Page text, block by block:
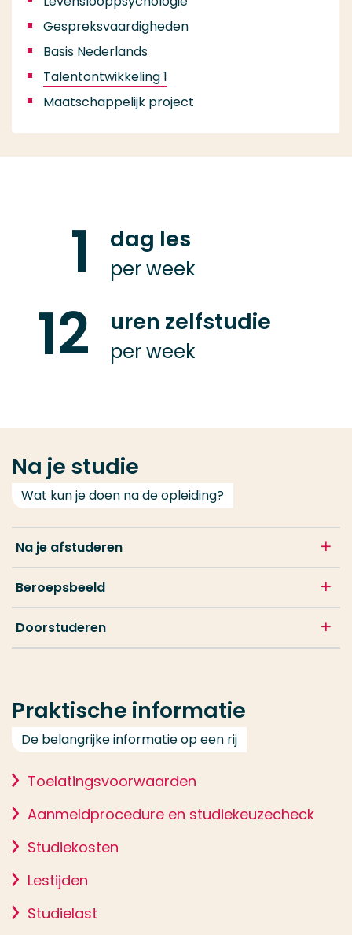
Gespreksvaardigheden
Basis Nederlands
Talentontwikkeling 1
Maatschappelijk project
1 dag les
per week
12 uren zelfstudie
per week
Na je studie
Wat kun je doen na de opleiding?
Na je afstuderen
Beroepsbeeld
Doorstuderen
Praktische informatie
De belangrijke informatie op een rij
Toelatingsvoorwaarden
Aanmeldprocedure en studiekeuzecheck
Studiekosten
Lestijden
Studielast